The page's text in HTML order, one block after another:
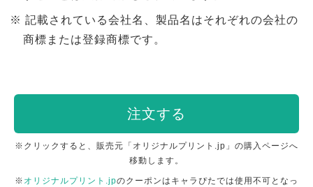
記載されている会社名、製品名はそれぞれの会社の
商標または登録商標です。
注文する
※クリックすると、販売元「オリジナルプリント.jp」の購入ページへ
移動します。
※ オリジナルプリント.jpのクーポンはキャラぴたでは使用不可となっ